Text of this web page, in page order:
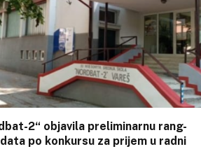
2“ objavila preliminarnu rang-
po konkursu za prijem u radni